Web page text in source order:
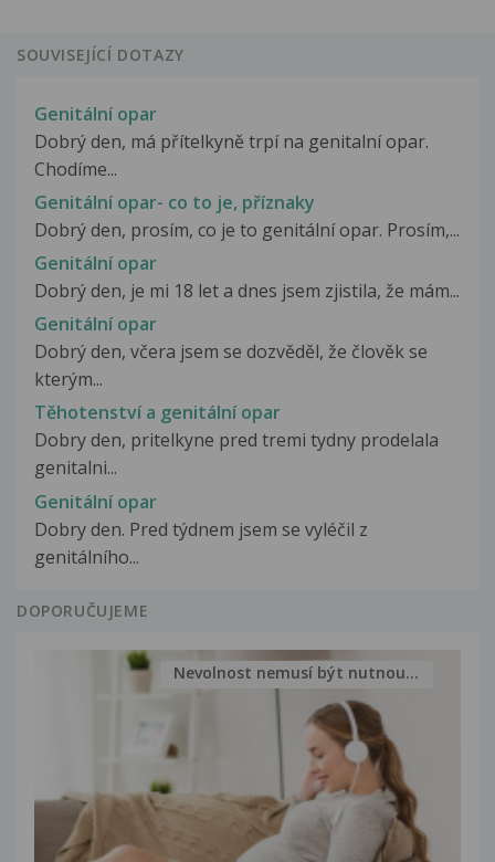
SOUVISEJÍCÍ DOTAZY
Genitální opar
Dobrý den, má přítelkyně trpí na genitalní opar.
Chodíme...
Genitální opar- co to je, příznaky
Dobrý den, prosím, co je to genitální opar. Prosím,...
Genitální opar
Dobrý den, je mi 18 let a dnes jsem zjistila, že mám...
Genitální opar
Dobrý den, včera jsem se dozvěděl, že člověk se
kterým...
Těhotenství a genitální opar
Dobry den, pritelkyne pred tremi tydny prodelala
genitalni...
Genitální opar
Dobry den. Pred týdnem jsem se vyléčil z
genitálního...
DOPORUČUJEME
Nevolnost nemusí být nutnou...